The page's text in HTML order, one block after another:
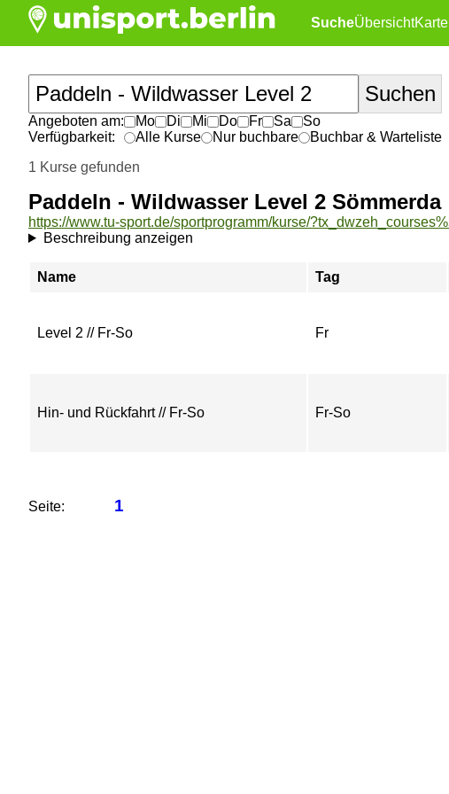
SucheÜbersichtKarte
Angeboten am: Mo Di Mi Do Fr Sa
So
Verfügbarkeit:
Alle Kurse Nur buchbare
Buchbar & Warteliste
1 Kurse gefunden
Paddeln - Wildwasser Level 2 Sömmerda
Beschreibung anzeigen
Name Tag
Level 2 // Fr-So Fr
Hin- und Rückfahrt // Fr-So Fr-So
Seite: 1